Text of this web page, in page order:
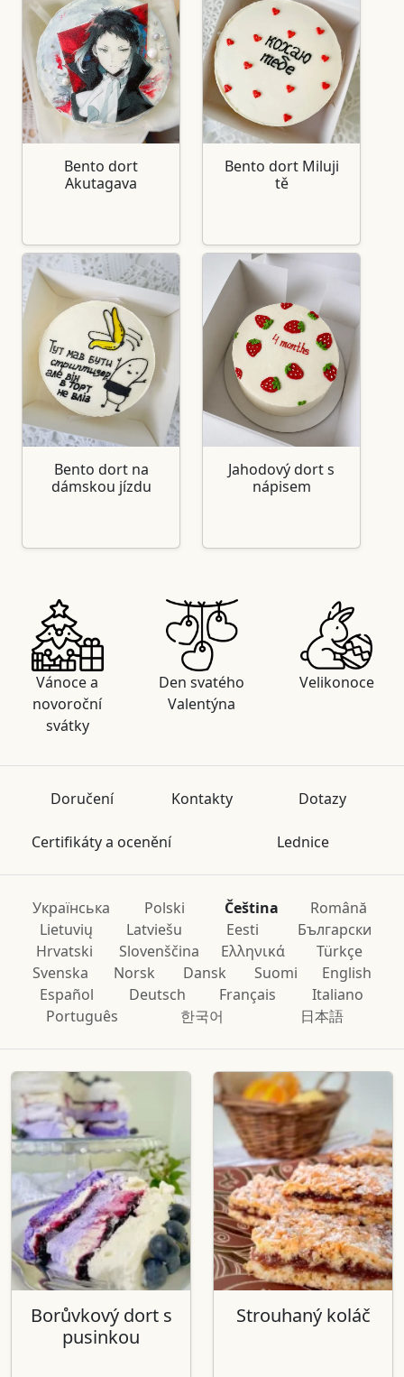
Bento dort
Akutagava
Bento dort Miluji
tě
Bento dort na
dámskou jízdu
Jahodový dort s
nápisem
Vánoce a
novoroční
svátky
Den svatého
Valentýna
Velikonoce
Doručení Kontakty Dotazy
Certifikáty a ocenění Lednice
Українська Polski Čeština
Română
Lietuvių
Latviešu Eesti
Български
Hrvatski
Slovenščina Ελληνικά
Türkçe
Svenska
Norsk Dansk Suomi
English
Español
Deutsch Français
Italiano
Português
한국어 日本語
Borůvkový dort s
pusinkou
Strouhaný koláč